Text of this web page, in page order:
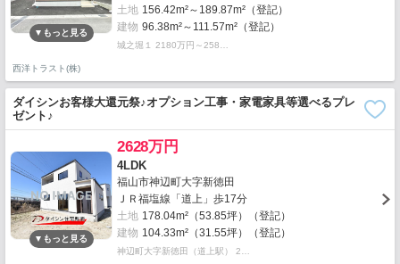
土地 156.42m²～189.87m²（登記）
建物 96.38m²～111.57m²（登記）
城之堀１ 2180万円～258…
西洋トラスト(株)
ダイシンお客様大還元祭♪オプション工事・家電家具等選べるプレ
ゼント♪
2628万円
4LDK
福山市神辺町大字新徳田
ＪＲ福塩線「道上」歩17分
土地 178.04m²（53.85坪）（登記）
建物 104.33m²（31.55坪）（登記）
神辺町大字新徳田（道上駅） 2…